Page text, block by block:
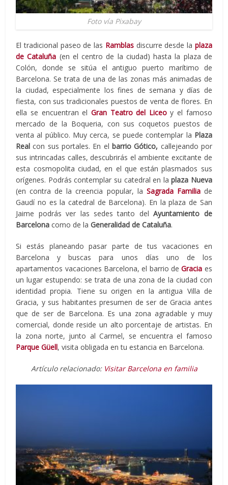
Foto vía Pixabay
El tradicional paseo de las Ramblasdiscurre desde la plaza
de Cataluña (en el centro de la ciudad) hasta la plaza de
Colón, donde se sitúa el antiguo puerto marítimo de
Barcelona. Se trata de una de las zonas más animadas de
la ciudad, especialmente los fines de semana y días de
fiesta, con sus tradicionales puestos de venta de flores. En
ella se encuentran el Gran Teatro del Liceoy el famoso
mercado de la Boqueria, con sus coquetos puestos de
venta al público. Muy cerca, se puede contemplar la Plaza
Real con sus portales. En el barrio Gótico, callejeando por
sus intrincadas calles, descubrirás el ambiente excitante de
esta cosmopolita ciudad, en el que están plasmados sus
orígenes. Podrás contemplar su catedral en laplaza Nueva
(en contra de la creencia popular, la Sagrada Familiade
Gaudí no es la catedral de Barcelona). En la plaza de San
Jaime podrás ver las sedes tanto delAyuntamiento de
Barcelona como de laGeneralidad de Cataluña.
Si estás planeando pasar parte de tus vacaciones en
Barcelona y buscas para unos días uno de los
apartamentos vacaciones Barcelona, el barrio deGracia es
un lugar estupendo: se trata de una zona de la ciudad con
identidad propia. Tiene su origen en la antigua Villa de
Gracia, y sus habitantes presumen de ser de Gracia antes
que de ser de Barcelona. Es una zona agradable y muy
comercial, donde reside un alto porcentaje de artistas. En
la zona norte, junto al Carmel, se encuentra el famoso
Parque Güell, visita obligada en tu estancia en Barcelona.
Artículo relacionado: Visitar Barcelona en familia